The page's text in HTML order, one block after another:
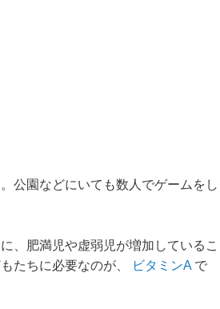
公園などにいても数人でゲームをし
、肥満児や虚弱児が増加しているこ
たちに必要なのが、
ビタミンA で